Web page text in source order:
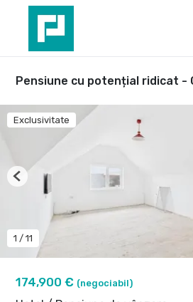
Pensiune cu potențial ridicat -
174,900 € (negociabil)
Exclusivitate
1 / 11
Previous